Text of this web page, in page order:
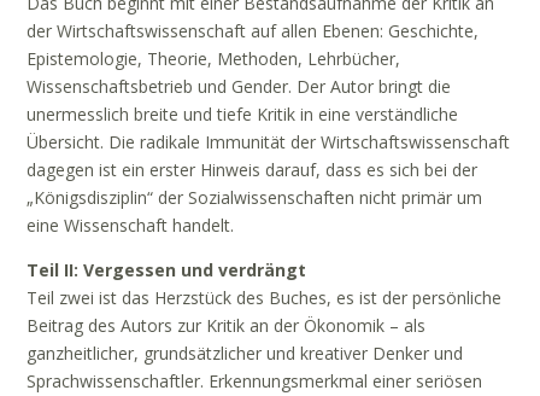
der Wirtschaftswissenschaft auf allen Ebenen: Geschichte,
Epistemologie, Theorie, Methoden, Lehrbücher,
Wissenschaftsbetrieb und Gender. Der Autor bringt die
unermesslich breite und tiefe Kritik in eine verständliche
Übersicht. Die radikale Immunität der Wirtschaftswissenschaft
dagegen ist ein erster Hinweis darauf, dass es sich bei der
„Königsdisziplin“ der Sozialwissenschaften nicht primär um
eine Wissenschaft handelt.
Teil II: Vergessen und verdrängt
Teil zwei ist das Herzstück des Buches, es ist der persönliche
Beitrag des Autors zur Kritik an der Ökonomik – als
ganzheitlicher, grundsätzlicher und kreativer Denker und
Sprachwissenschaftler. Erkennungsmerkmal einer seriösen